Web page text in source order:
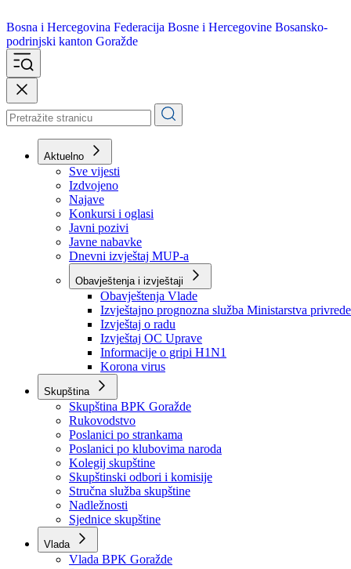
Bosna i Hercegovina
podrinjski kanton Goražde
Aktuelno
Sve vijesti
Izdvojeno
Najave
Konkursi i oglasi
Javni pozivi
Javne nabavke
Dnevni izvještaj MUP-a
Obavještenja i izvještaji
Obavještenja Vlade
Izvještajno prognozna služba Ministarstva privrede
Izvještaj o radu
Izvještaj OC Uprave
Informacije o gripi H1N1
Korona virus
Skupština
Skupština BPK Goražde
Rukovodstvo
Poslanici po strankama
Poslanici po klubovima naroda
Kolegij skupštine
Skupštinski odbori i komisije
Stručna služba skupštine
Nadležnosti
Sjednice skupštine